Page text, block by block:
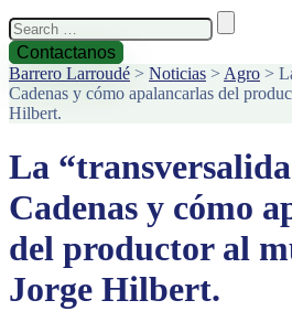
Search
for:
Contactanos
Barrero Larroudé > Noticias > Agro >
Cadenas y cómo apalancarlas del
Hilbert.
La
Cadenas y cómo
del productor al
Jorge Hilbert.